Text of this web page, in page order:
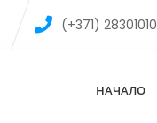
(+371) 28301010
НАЧАЛО